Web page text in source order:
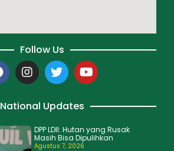
Follow Us
National Updates
DPP LDII: Hutan yang Rusak
Masih Bisa Dipulihkan
Agustus 7, 2026